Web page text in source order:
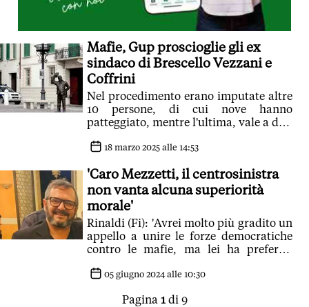
Mafie, Gup proscioglie gli ex
sindaco di Brescello Vezzani e
Coffrini
Nel procedimento erano imputate altre
10 persone, di cui nove hanno
patteggiato, mentre l'ultima, vale a dire
18 marzo 2025 alle 14:53
'Caro Mezzetti, il centrosinistra
non vanta alcuna superiorità
morale'
Rinaldi (Fi): 'Avrei molto più gradito un
appello a unire le forze democratiche
contro le mafie, ma lei ha preferito
05 giugno 2024 alle 10:30
Pagina 1di 9